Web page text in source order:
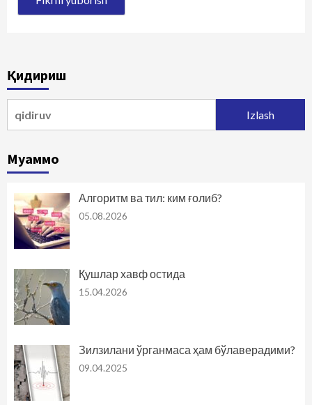
Қидириш
Муаммо
Алгоритм ва тил: ким ғолиб?
05.08.2026
Қушлар хавф остида
15.04.2026
Зилзилани ўрганмаса ҳам бўлаверадими?
09.04.2025